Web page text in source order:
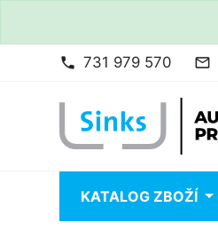
phone 731 979 570 mail_outline
KATALOG ZBOŽÍ